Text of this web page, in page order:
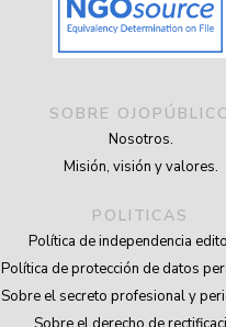
SOBRE
Nosotros.
Misión, visión y valores.
POLITICAS
Política de independencia
Política de protección de datos
Sobre el secreto profesional y